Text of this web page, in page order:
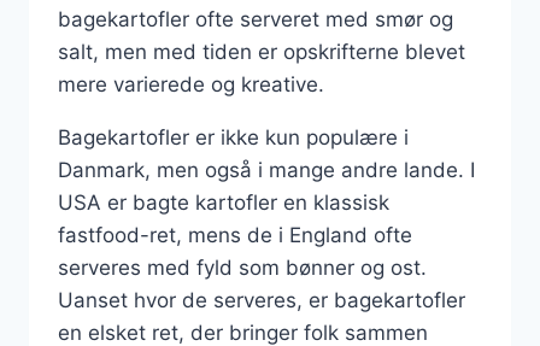
bagekartofler ofte serveret med smør og
salt, men med tiden er opskrifterne blevet
mere varierede og kreative.
Bagekartofler er ikke kun populære i
Danmark, men også i mange andre lande. I
USA er bagte kartofler en klassisk
fastfood-ret, mens de i England ofte
serveres med fyld som bønner og ost.
Uanset hvor de serveres, er bagekartofler
en elsket ret, der bringer folk sammen